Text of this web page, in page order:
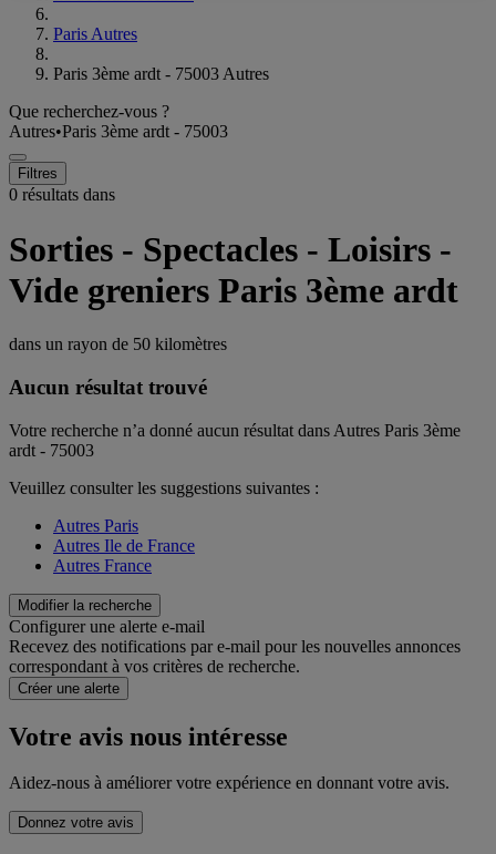
Paris Autres
Paris 3ème ardt - 75003 Autres
Que recherchez-vous ?
Autres•Paris 3ème ardt - 75003
Filtres
0 résultats dans
Sorties - Spectacles - Loisirs -
Vide greniers Paris 3ème ardt
dans un rayon de 50 kilomètres
Aucun résultat trouvé
Votre recherche n’a donné aucun résultat dans Autres Paris 3ème
ardt - 75003
Veuillez consulter les suggestions suivantes :
Autres Paris
Autres Ile de France
Autres France
Modifier la recherche
Configurer une alerte e-mail
Recevez des notifications par e-mail pour les nouvelles annonces
correspondant à vos critères de recherche.
Créer une alerte
Votre avis nous intéresse
Aidez-nous à améliorer votre expérience en donnant votre avis.
Donnez votre avis